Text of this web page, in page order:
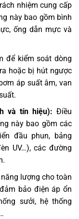
nhiệm cung cấp
này bao gồm bình
ống dẫn mực và
để kiểm soát dòng
hoặc bị hút ngược
áp suất âm, van
và tín hiệu): Điều
này bao gồm các
đầu phun, bảng
UV…), các đường
lượng cho toàn
bảo điện áp ổn
sưởi, hệ thống